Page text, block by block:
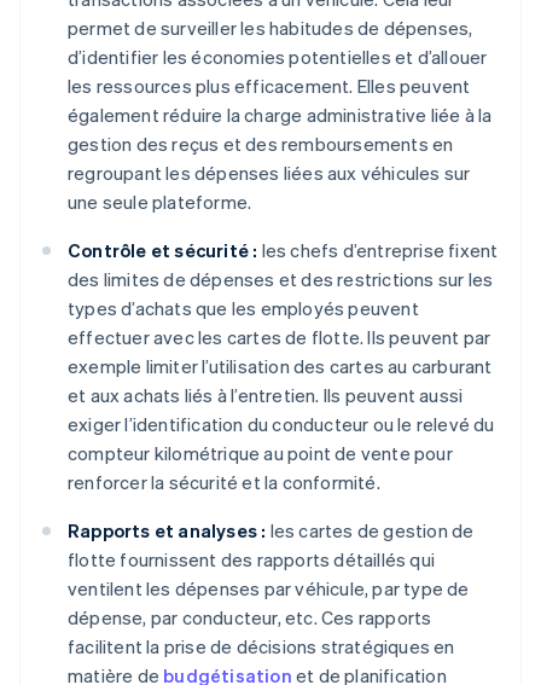
permet de surveiller les habitudes de dépenses,
d’identifier les économies potentielles et d’allouer
les ressources plus efficacement. Elles peuvent
également réduire la charge administrative liée à la
gestion des reçus et des remboursements en
regroupant les dépenses liées aux véhicules sur
une seule plateforme.
Contrôle et sécurité : les chefs d’entreprise fixent
des limites de dépenses et des restrictions sur les
types d’achats que les employés peuvent
effectuer avec les cartes de flotte. Ils peuvent par
exemple limiter l’utilisation des cartes au carburant
et aux achats liés à l’entretien. Ils peuvent aussi
exiger l’identification du conducteur ou le relevé du
compteur kilométrique au point de vente pour
renforcer la sécurité et la conformité.
Rapports et analyses : les cartes de gestion de
flotte fournissent des rapports détaillés qui
ventilent les dépenses par véhicule, par type de
dépense, par conducteur, etc. Ces rapports
facilitent la prise de décisions stratégiques en
matière de budgétisation et de planification